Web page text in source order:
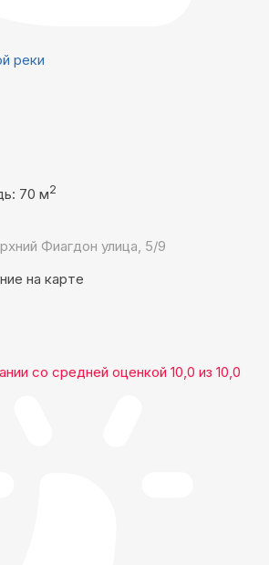
реки
70 м2
Фиагдон улица, 5/9
на карте
со средней оценкой 10,0 из 10,0